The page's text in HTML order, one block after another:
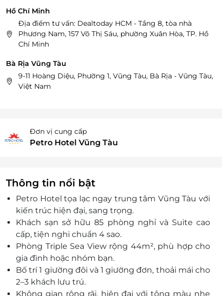
Hồ Chí Minh
Địa điểm tư vấn: Dealtoday HCM - Tầng 8, tòa nhà
Phương Nam, 157 Võ Thị Sáu, phường Xuân Hòa, TP. Hồ
Chí Minh
Bà Rịa Vũng Tàu
9-11 Hoàng Diệu, Phường 1, Vũng Tàu, Bà Rịa - Vũng Tàu,
Việt Nam
Đơn vị cung cấp
Petro Hotel Vũng Tàu
Thông tin nổi bật
Petro Hotel tọa lạc ngay trung tâm Vũng Tàu với
kiến trúc hiện đại, sang trọng.
Khách sạn sở hữu 85 phòng nghỉ và Suite cao
cấp, tiện nghi chuẩn 4 sao.
Phòng Triple Sea View rộng 44m², phù hợp cho
gia đình hoặc nhóm bạn.
Bố trí 1 giường đôi và 1 giườngđơn, thoải mái cho
2–3 khách l ưu trú.
Không gian rộng rãi, hiệnđại với tông màu nhẹ